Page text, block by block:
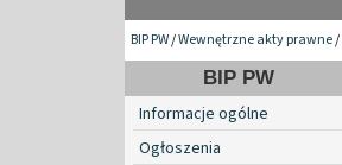
BIP PW/Wewnętrzne akty prawne/
BIP PW
Informacje ogólne
Ogłoszenia